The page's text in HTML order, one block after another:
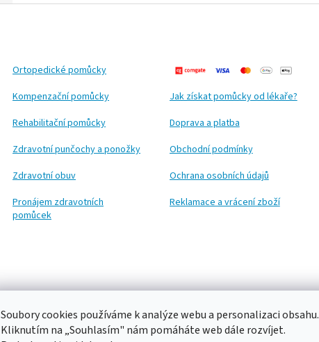
Soubory cookies používáme k analýze webu a personalizaci obsahu.
Kliknutím na „Souhlasím" nám pomáháte web dále rozvíjet.
Ortopedické pomůcky
Kompenzační pomůcky
Rehabilitační pomůcky
Zdravotní punčochy a ponožky
Zdravotní obuv
Pronájem zdravotních
pomůcek
Jak získat pomůcky od lékaře?
Doprava a platba
Obchodní podmínky
Ochrana osobních údajů
Reklamace a vrácení zboží